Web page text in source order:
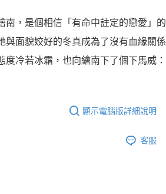
使用他人資訊註冊。若發現惡意使用之情形，
停止該用戶之使用額度並採取法律行動。
南，是個相信「有命中註定的戀愛」的
與面貌姣好的冬真成為了沒有血緣關係
度冷若冰霜，也向繪南下了個下馬威：
顯示電腦版詳細說明
客服